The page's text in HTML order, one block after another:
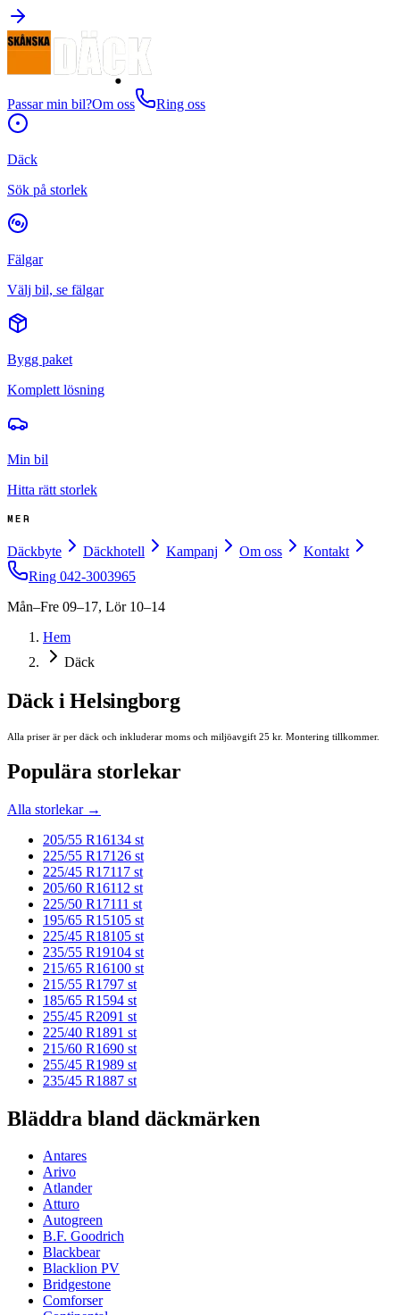
Passar min bil?Om oss Ring oss
Däck
Sök på storlek
Fälgar
Välj bil, se fälgar
Bygg paket
Komplett lösning
Min bil
Hitta rätt storlek
MER
Däckbyte Däckhotell Kampanj Om oss
Kontakt
Ring 042-3003965
Mån–Fre 09–17, Lör 10–14
Hem
Däck
Däck i Helsingborg
Alla priser är per däck och inkluderar moms och miljöavgift 25 kr. Montering tillkommer.
Populära storlekar
Alla storlekar →
205/55 R16134 st
225/55 R17126 st
225/45 R17117 st
205/60 R16112 st
225/50 R17111 st
195/65 R15105 st
225/45 R18105 st
235/55 R19104 st
215/65 R16100 st
215/55 R1797 st
185/65 R1594 st
255/45 R2091 st
225/40 R1891 st
215/60 R1690 st
255/45 R1989 st
235/45 R1887 st
Bläddra bland däckmärken
Antares
Arivo
Atlander
Atturo
Autogreen
B.F. Goodrich
Blackbear
Blacklion PV
Bridgestone
Comforser